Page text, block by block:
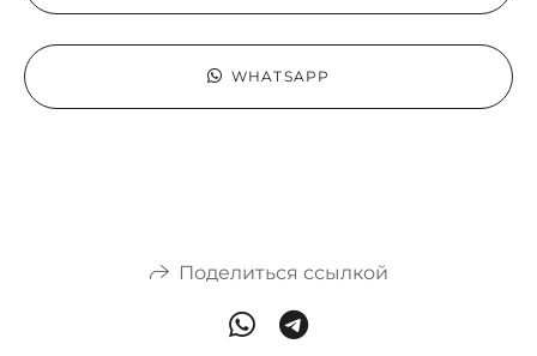
WHATSAPP
Поделиться ссылкой